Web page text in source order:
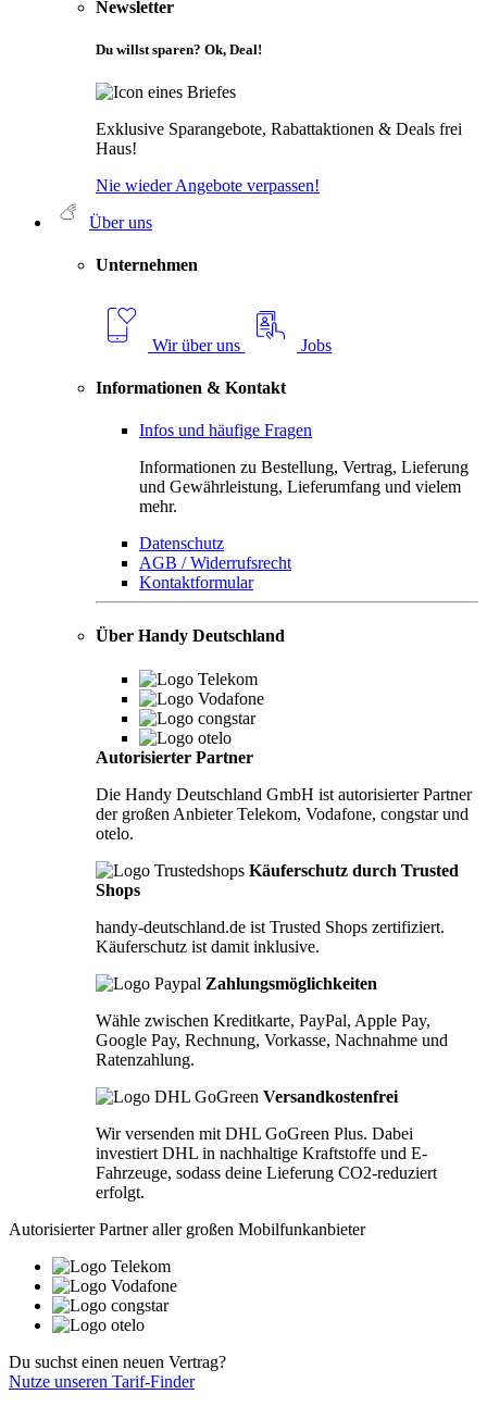
Newsletter
Du willst sparen? Ok, Deal!
Exklusive Sparangebote, Rabattaktionen & Deals frei
Haus!
Nie wieder Angebote verpassen!
Über uns
Unternehmen
Wir über uns Jobs
Informationen & Kontakt
Infos und häufige Fragen
Informationen zu Bestellung, Vertrag, Lieferung
und Gewährleistung, Lieferumfang und vielem
mehr.
Datenschutz
AGB / Widerrufsrecht
Kontaktformular
Über Handy Deutschland
Autorisierter Partner
Die Handy Deutschland GmbH ist autorisierter Partner
der großen Anbieter Telekom, Vodafone, congstar und
otelo.
Käuferschutz durch Trusted
Shops
handy-deutschland.de ist Trusted Shops zertifiziert.
Käuferschutz ist damit inklusive.
Zahlungsmöglichkeiten
Wähle zwischen Kreditkarte, PayPal, Apple Pay,
Google Pay, Rechnung, Vorkasse, Nachnahme und
Ratenzahlung.
Versandkostenfrei
Wir versenden mit DHL GoGreen Plus. Dabei
investiert DHL in nachhaltige Kraftstoffe und E-
Fahrzeuge, sodass deine Lieferung CO2-reduziert
erfolgt.
Autorisierter Partner aller großen Mobilfunkanbieter
Du suchst einen neuen Vertrag?
Nutze unseren Tarif-Finder